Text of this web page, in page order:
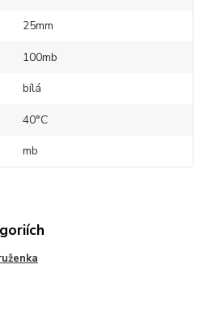
25mm
100mb
bílá
40°C
mb